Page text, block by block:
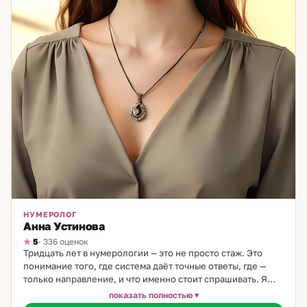
НУМЕРОЛОГ
Анна Устинова
5· 336 оценок
Тридцать лет в нумерологии — это не просто стаж. Это
понимание того, где система даёт точные ответы, где —
только направление, и что именно стоит спрашивать. Я
начинала в 14 лет: первыми клиентами были все
показать полностью